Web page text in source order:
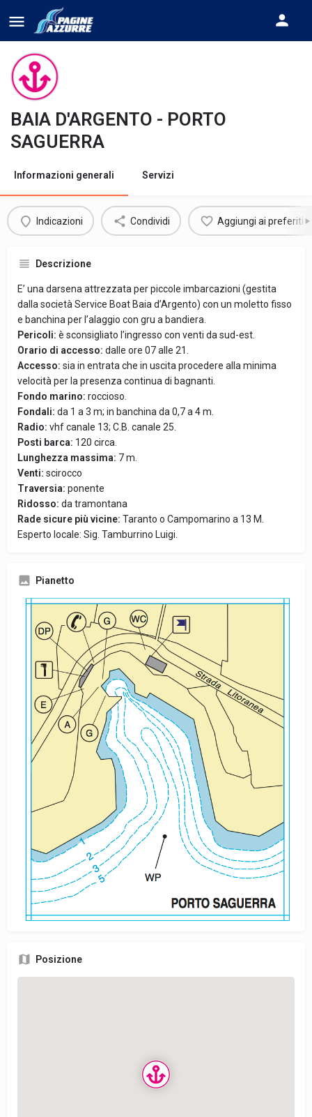
BAIA D'ARGENTO - PORTO
SAGUERRA
Informazioni generali Servizi
Indicazioni Condividi Aggiungi ai preferiti
Descrizione
E’ una darsena attrezzata per piccole imbarcazioni (gestita
dalla società Service Boat Baia d’Argento) con un moletto fisso
e banchina per l’alaggio con gru a bandiera.
Pericoli: è sconsigliato l’ingresso con venti da sud-est.
Orario di accesso: dalle ore 07 alle 21.
Accesso: sia in entrata che in uscita procedere alla minima
velocità per la presenza continua di bagnanti.
Fondo marino: roccioso.
Fondali: da 1 a 3 m; in banchina da 0,7 a 4 m.
Radio: vhf canale 13; C.B. canale 25.
Posti barca: 120 circa.
Lunghezza massima: 7 m.
Venti: scirocco
Traversia: ponente
Ridosso: da tramontana
Rade sicure più vicine: Taranto o Campomarino a 13 M.
Esperto locale: Sig. Tamburrino Luigi.
Pianetto
Posizione